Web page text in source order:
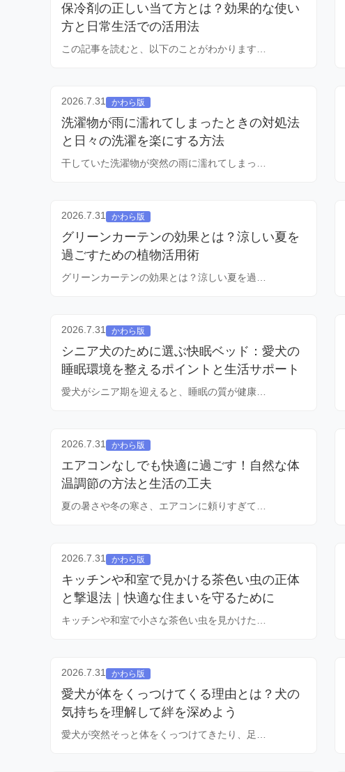
保冷剤の正しい当て方とは？効果的な使い
方と日常生活での活用法
この記事を読むと、以下のことがわかります…
2026.7.31 かわら版
洗濯物が雨に濡れてしまったときの対処法
と日々の洗濯を楽にする方法
干していた洗濯物が突然の雨に濡れてしまっ…
2026.7.31 かわら版
グリーンカーテンの効果とは？涼しい夏を
過ごすための植物活用術
グリーンカーテンの効果とは？涼しい夏を過…
2026.7.31 かわら版
シニア犬のために選ぶ快眠ベッド：愛犬の
睡眠環境を整えるポイントと生活サポート
愛犬がシニア期を迎えると、睡眠の質が健康…
2026.7.31 かわら版
エアコンなしでも快適に過ごす！自然な体
温調節の方法と生活の工夫
夏の暑さや冬の寒さ、エアコンに頼りすぎて…
2026.7.31 かわら版
キッチンや和室で見かける茶色い虫の正体
と撃退法｜快適な住まいを守るために
キッチンや和室で小さな茶色い虫を見かけた…
2026.7.31 かわら版
愛犬が体をくっつけてくる理由とは？犬の
気持ちを理解して絆を深めよう
愛犬が突然そっと体をくっつけてきたり、足…